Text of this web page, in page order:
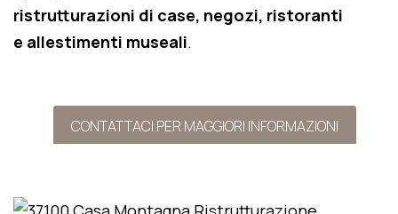
ristrutturazioni di case, negozi, ristoranti
e allestimenti museali.
CONTATTACI PER MAGGIORI INFORMAZIONI